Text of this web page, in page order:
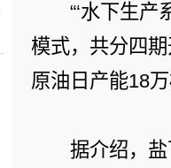
“‘水下生产系
模式，共分四
原油日产能18
据介绍，盐